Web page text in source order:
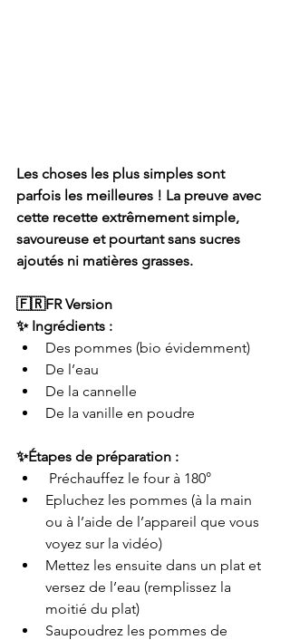
Les choses les plus simples sont
parfois les meilleures ! La preuve avec
cette recette extrêmement simple,
savoureuse et pourtant sans sucres
ajoutés ni matières grasses.
🇫🇷FR Version
✨ Ingrédients :
Des pommes (bio évidemment)
De l’eau
De la cannelle
De la vanille en poudre
✨Étapes de préparation :
Préchauffez le four à 180°
Epluchez les pommes (à la main
ou à l’aide de l’appareil que vous
voyez sur la vidéo)
Mettez les ensuite dans un plat et
versez de l’eau (remplissez la
moitié du plat)
Saupoudrez les pommes de